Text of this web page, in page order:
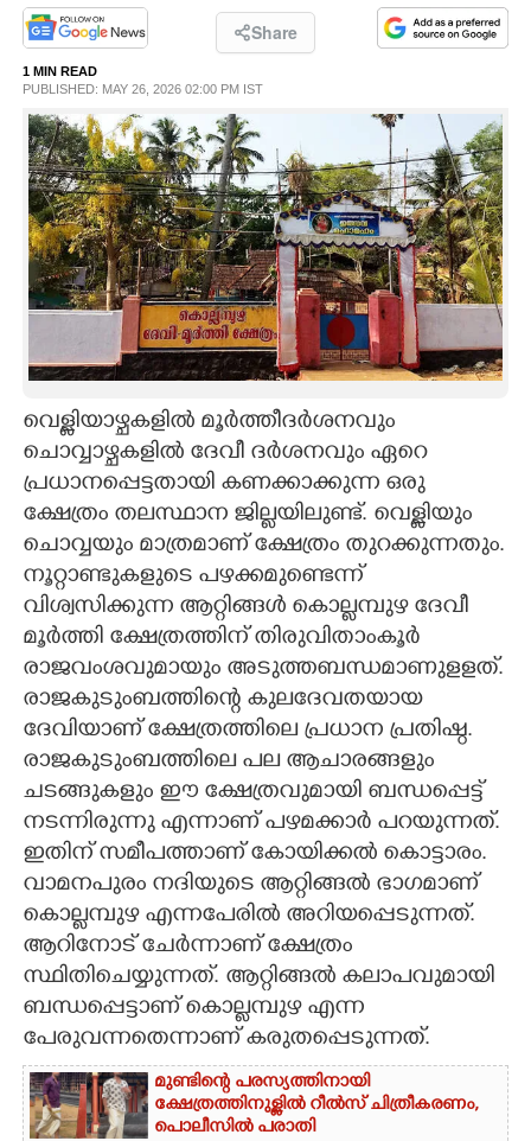
PHOTOS
LIFESTYLE
SPIRITUAL
INFO+
ART
ASTRO
CARTOONS
LITERATURE
ZOOM
CONTACT US
Share
1 MIN READ
PUBLISHED: MAY 26, 2026 02:00 PM IST
വെള്ളിയാഴ്ചകളിൽ മൂർത്തീദർശനവും
ചൊവ്വാഴ്ചകളിൽ ദേവീ ദർശനവും ഏറെ
പ്രധാനപ്പെട്ടതായി കണക്കാക്കുന്ന ഒരു
ക്ഷേത്രം തലസ്ഥാന ജില്ലയിലുണ്ട്. വെള്ളിയും
ചൊവ്വയും മാത്രമാണ് ക്ഷേത്രം തു‌റക്കുന്നതും.
നൂറ്റാണ്ടുകളുടെ പഴക്കമുണ്ടെന്ന്
വിശ്വസിക്കുന്ന ആറ്റിങ്ങൾ കൊല്ലമ്പുഴ ദേവീ
മൂർത്തി ക്ഷേത്രത്തിന് തിരുവിതാംകൂർ
രാജവംശവുമായും അടുത്തബന്ധമാണുളളത്.
രാജകുടുംബത്തിന്റെ കുലദേവതയായ
ദേവിയാണ് ക്ഷേത്രത്തിലെ പ്രധാന പ്രതിഷ്ഠ.
രാജകുടുംബത്തിലെ പല ആചാരങ്ങളും
ചടങ്ങുകളും ഈ ക്ഷേത്രവുമായി ബന്ധപ്പെട്ട്
നടന്നിരുന്നു എന്നാണ് പഴമക്കാർ പറയുന്നത്.
ഇതിന് സമീപത്താണ് കോയിക്കൽ കൊട്ടാരം.
വാമനപുരം നദിയുടെ ആറ്റിങ്ങൽ ഭാഗമാണ്
കൊല്ലമ്പുഴ എന്നപേരിൽ അറിയപ്പെടുന്നത്.
ആറിനോട് ചേർന്നാണ് ക്ഷേത്രം
സ്ഥിതിചെയ്യുന്നത്. ആറ്റിങ്ങൽ കലാപവുമായി
ബന്ധപ്പെട്ടാണ് കൊല്ലമ്പുഴ എന്ന
പേരുവന്നതെന്നാണ് കരുതപ്പെടുന്നത്.
മുണ്ടിന്റെ പരസ്യത്തിനായി
ക്ഷേത്രത്തിനുള്ളിൽ റീൽസ് ചിത്രീകരണം,
പൊലീസിൽ പരാതി